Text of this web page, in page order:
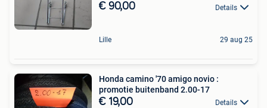
€ 90,00 Details
Lille 29 aug 25
Honda camino '70 amigo novio :
promotie buitenband 2.00-17
€ 19,00 Details